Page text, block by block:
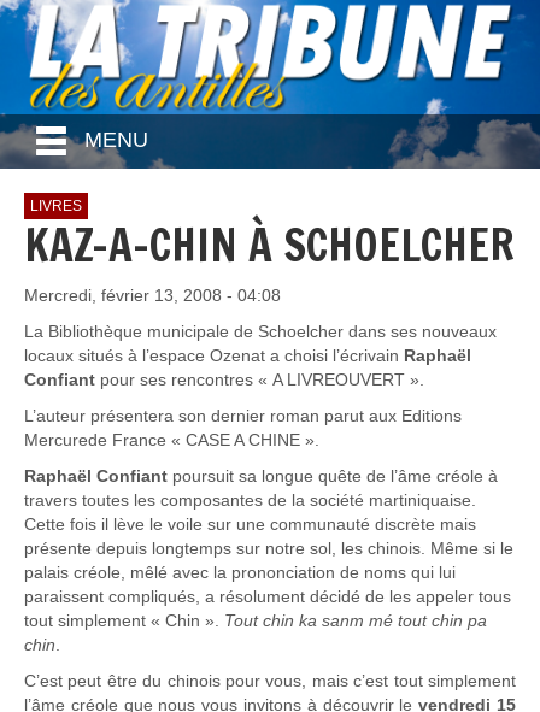
MENU
LIVRES
KAZ-A-CHIN À SCHOELCHER
Mercredi, février 13, 2008 - 04:08
La Bibliothèque municipale de Schoelcher dans ses nouveaux
locaux situés à l’espace Ozenat a choisi l’écrivain Raphaël
Confiant pour ses rencontres « A LIVREOUVERT ».
L’auteur présentera son dernier roman parut aux Editions
Mercurede France « CASE A CHINE ».
Raphaël Confiant poursuit sa longue quête de l’âme créole à
travers toutes les composantes de la société martiniquaise.
Cette fois il lève le voile sur une communauté discrète mais
présente depuis longtemps sur notre sol, les chinois. Même si le
palais créole, mêlé avec la prononciation de noms qui lui
paraissent compliqués, a résolument décidé de les appeler tous
tout simplement « Chin ». Tout chin ka sanm mé tout chin pa
chin
C’est peut être du chinois pour vous, mais c’est tout simplement
l’âme créole que nous vous invitons à découvrir levendredi 15